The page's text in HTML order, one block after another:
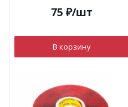
75 ₽/шт
В корзину